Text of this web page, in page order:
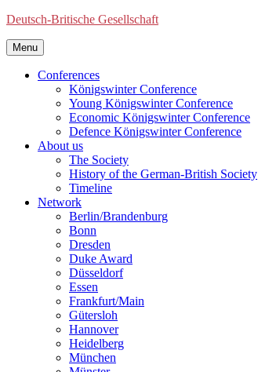
Deutsch-Britische Gesellschaft
Menu
Conferences
Königswinter Conference
Young Königswinter Conference
Economic Königswinter Conference
Defence Königswinter Conference
About us
The Society
History of the German-British Society
Timeline
Network
Berlin/Brandenburg
Bonn
Dresden
Duke Award
Düsseldorf
Essen
Frankfurt/Main
Gütersloh
Hannover
Heidelberg
München